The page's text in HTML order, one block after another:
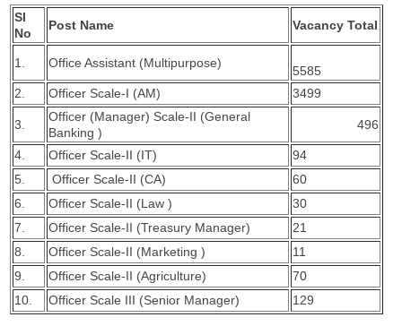
SI
No
Post Name Vacancy Total
1. Office Assistant (Multipurpose)
5585
2.
Officer Scale-I (AM) 3499
3.
Officer (Manager) Scale-II (General
Banking )
496
4. Officer Scale-II (IT)
94
5.
Officer Scale-II (CA)
60
6.
Officer Scale-II (Law )
30
7.
Officer Scale-II (Treasury Manager)
21
8.
Officer Scale-II (Marketing )
11
9.
Officer Scale-II (Agriculture)
70
10.
Officer Scale III (Senior Manager) 129